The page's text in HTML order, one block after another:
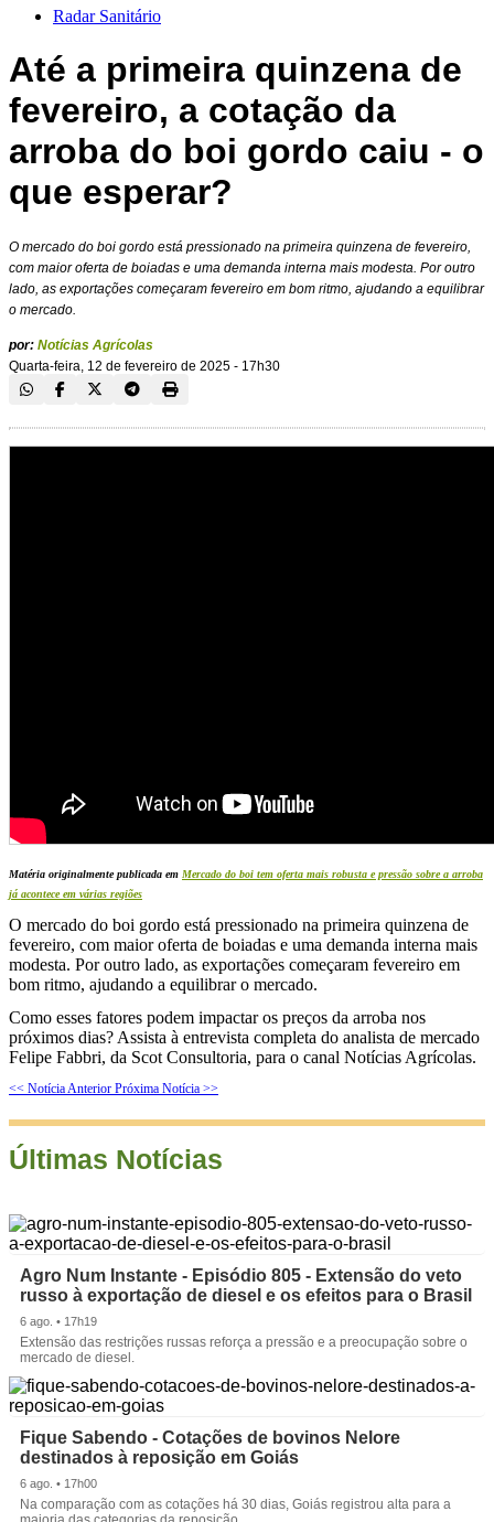
Radar Sanitário
Até a primeira quinzena de
fevereiro, a cotação da
arroba do boi gordo caiu - o
que esperar?
O mercado do boi gordo está pressionado na primeira quinzena de fevereiro,
com maior oferta de boiadas e uma demanda interna mais modesta. Por outro
lado, as exportações começaram fevereiro em bom ritmo, ajudando a equilibrar
o mercado.
por: Notícias Agrícolas
Quarta-feira, 12 de fevereiro de 2025 - 17h30
Matéria originalmente publicada em Mercado do boi tem oferta mais robusta e pressão sobre a arroba
já acontece em várias regiões
O mercado do boi gordo está pressionado na primeira quinzena de
fevereiro, com maior oferta de boiadas e uma demanda interna mais
modesta. Por outro lado, as exportações começaram fevereiro em
bom ritmo, ajudando a equilibrar o mercado.
Como esses fatores podem impactar os preços da arroba nos
próximos dias? Assista à entrevista completa do analista de mercado
Felipe Fabbri, da Scot Consultoria, para o canal Notícias Agrícolas.
<< Notícia Anterior Próxima Notícia >>
Últimas Notícias
Agro Num Instante - Episódio 805 - Extensão do veto
russo à exportação de diesel e os efeitos para o Brasil
6 ago. • 17h19
Extensão das restrições russas reforça a pressão e a preocupação sobre o
mercado de diesel.
Fique Sabendo - Cotações de bovinos Nelore
destinados à reposição em Goiás
6 ago. • 17h00
Na comparação com as cotações há 30 dias, Goiás registrou alta para a